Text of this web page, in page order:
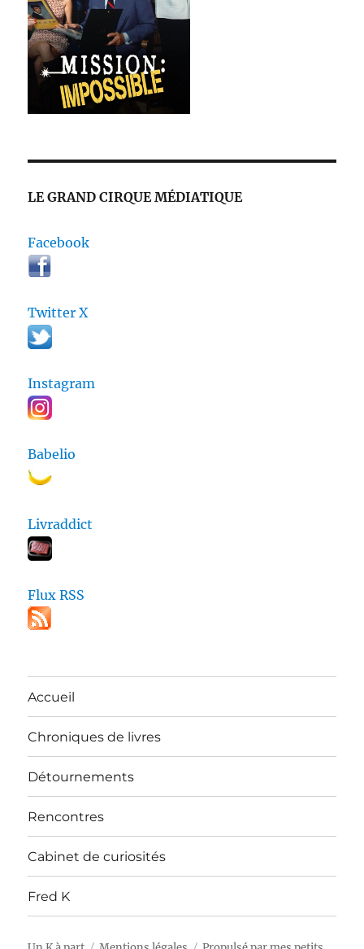
LE GRAND CIRQUE MÉDIATIQUE
Facebook
Twitter X
Instagram
Babelio
Livraddict
Flux RSS
Accueil
Chroniques de livres
Détournements
Rencontres
Cabinet de curiosités
Fred K